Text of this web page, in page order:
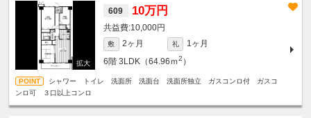
609 10万円
10,000円
敷 2ヶ月 礼
1ヶ月
6階 3LDK（64.96ｍ2 ）
シャワー トイレ 洗面所 洗面台 洗面所独立 ガスコンロ付 ガスコ
ンロ可 ３口以上コンロ